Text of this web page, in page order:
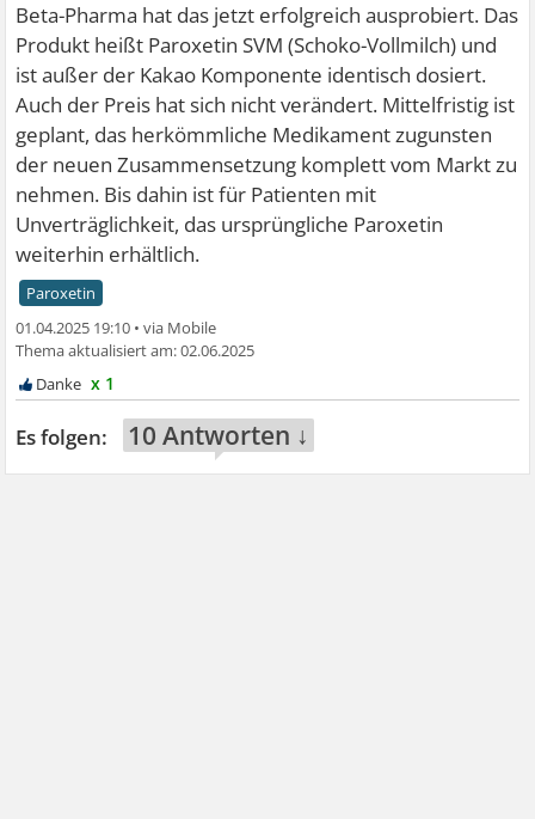
Beta-Pharma hat das jetzt erfolgreich ausprobiert. Das
Produkt heißt Paroxetin SVM (Schoko-Vollmilch) und
ist außer der Kakao Komponente identisch dosiert.
Auch der Preis hat sich nicht verändert. Mittelfristig ist
geplant, das herkömmliche Medikament zugunsten
der neuen Zusammensetzung komplett vom Markt zu
nehmen. Bis dahin ist für Patienten mit
Unverträglichkeit, das ursprüngliche Paroxetin
weiterhin erhältlich.
Paroxetin
01.04.2025 19:10 •
02.06.2025
x 1
10 Antworten ↓